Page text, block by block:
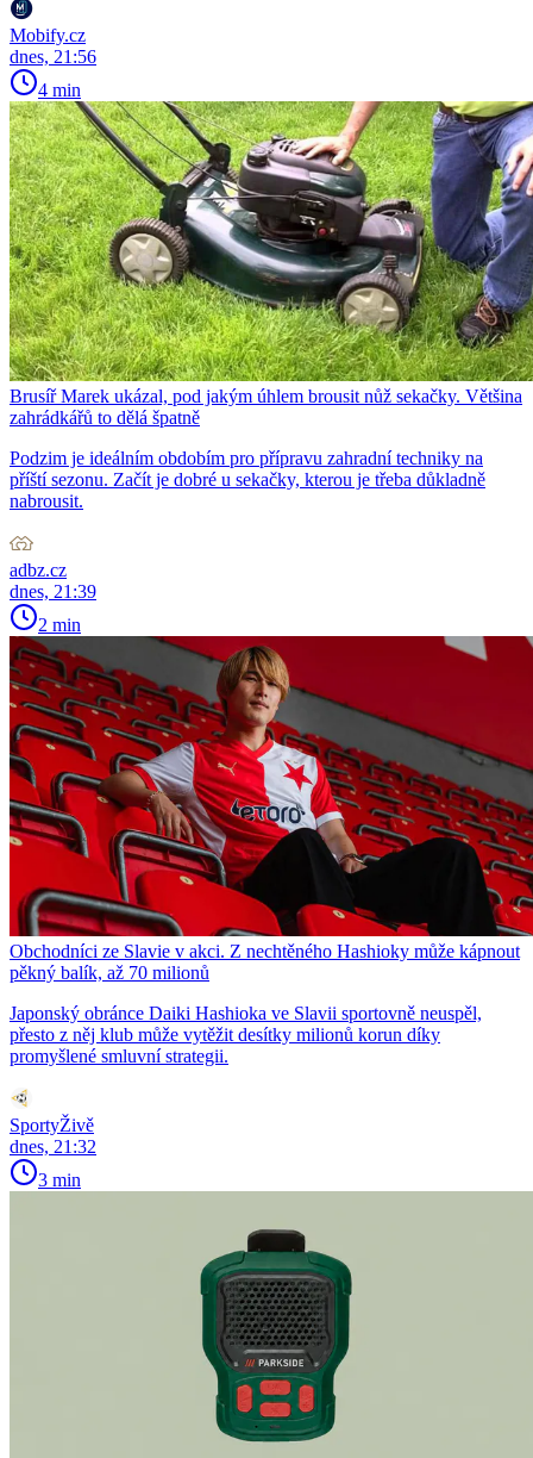
Mobify.cz
dnes, 21:56
4 min
Brusíř Marek ukázal, pod jakým úhlem brousit nůž sekačky. Většina
zahrádkářů to dělá špatně
Podzim je ideálním obdobím pro přípravu zahradní techniky na
příští sezonu. Začít je dobré u sekačky, kterou je třeba důkladně
nabrousit.
adbz.cz
dnes, 21:39
2 min
Obchodníci ze Slavie v akci. Z nechtěného Hashioky může kápnout
pěkný balík, až 70 milionů
Japonský obránce Daiki Hashioka ve Slavii sportovně neuspěl,
přesto z něj klub může vytěžit desítky milionů korun díky
promyšlené smluvní strategii.
SportyŽivě
dnes, 21:32
3 min